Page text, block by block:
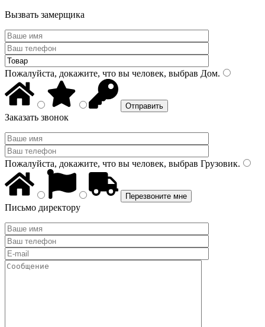
Вызвать замерщика
Пожалуйста, докажите, что вы человек, выбрав Дом.
Заказать звонок
Пожалуйста, докажите, что вы человек, выбрав Грузовик.
Письмо директору